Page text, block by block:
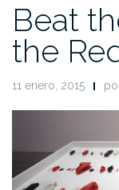
Beat
the
11 enero, 2015